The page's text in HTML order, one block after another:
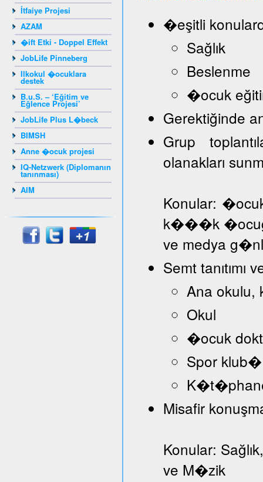
İtfaiye Projesi
AZAM
�ift Etki - Doppel Effekt
JobLife Pinneberg
Ilkokul �ocuklara
destek
B.u.S. – ‘Eğitim ve
Eğlence Projesi’
JobLife Plus L�beck
BIMSH
Anne �ocuk projesi
IQ-Netzwerk (Diplomanın
tanınması)
AIM
�eşitli
Sağlık
Beslenme
�ocuk
Gerektiğinde
Grup
olanakları
Konular:
k���k
ve medya
Semt
Ana okulu,
Okul
�ocuk
Spor klub�
Misafir
Konular:
ve M�zik